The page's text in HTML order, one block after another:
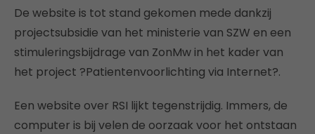
De website is tot stand gekomen mede dankzij
projectsubsidie van het ministerie van SZW en een
stimuleringsbijdrage van ZonMw in het kader van
het project ?Patientenvoorlichting via Internet?.
Een website over RSI lijkt tegenstrijdig. Immers, de
computer is bij velen de oorzaak voor het ontstaan